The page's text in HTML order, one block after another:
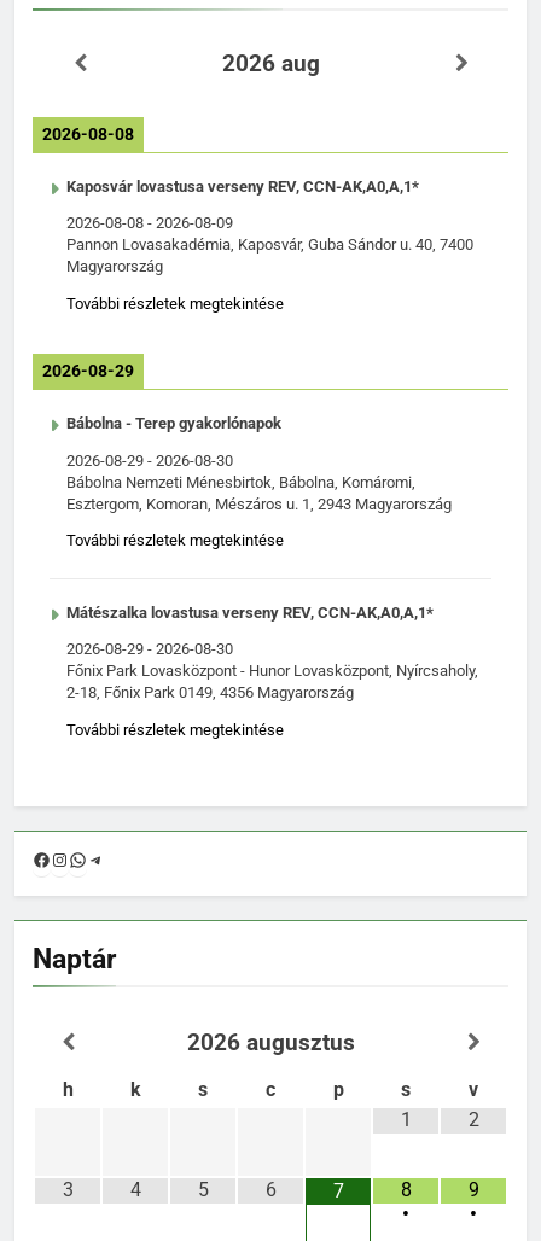
2026 aug
2026-08-08
Kaposvár lovastusa verseny REV, CCN-AK,A0,A,1*
2026-08-08 - 2026-08-09
Pannon Lovasakadémia, Kaposvár, Guba Sándor u. 40, 7400
Magyarország
További részletek megtekintése
2026-08-29
Bábolna - Terep gyakorlónapok
2026-08-29 - 2026-08-30
Bábolna Nemzeti Ménesbirtok, Bábolna, Komáromi,
Esztergom, Komoran, Mészáros u. 1, 2943 Magyarország
További részletek megtekintése
Mátészalka lovastusa verseny REV, CCN-AK,A0,A,1*
2026-08-29 - 2026-08-30
Főnix Park Lovasközpont - Hunor Lovasközpont, Nyírcsaholy,
2-18, Főnix Park 0149, 4356 Magyarország
További részletek megtekintése
Facebook
Instagram
WhatsApp
Naptár
2026 augusztus
h k s c p s
v
1
2
3 4 5 6 7
8
•
9
•